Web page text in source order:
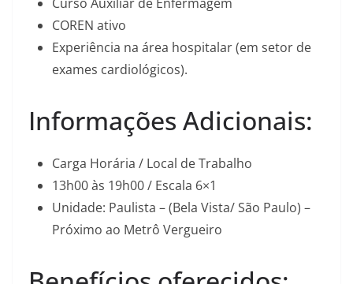
COREN ativo
Experiência na área hospitalar (em setor de
exames cardiológicos).
Informações Adicionais:
Carga Horária / Local de Trabalho
13h00 às 19h00 / Escala 6×1
Unidade: Paulista – (Bela Vista/ São Paulo) –
Próximo ao Metrô Vergueiro